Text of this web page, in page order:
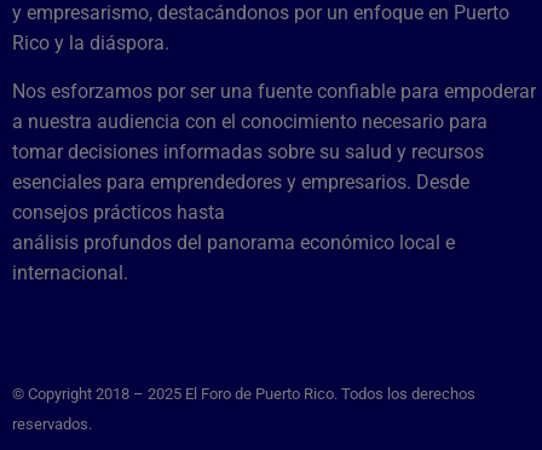
y empresarismo, destacándonos por un enfoque en Puerto
Rico y la diáspora.
Nos esforzamos por ser una fuente confiable para empoderar
a nuestra audiencia con el conocimiento necesario para
tomar decisiones informadas sobre su salud y recursos
esenciales para emprendedores y empresarios. Desde
consejos prácticos hasta
análisis profundos del panorama económico local e
internacional.
© Copyright 2018 – 2025 El Foro de Puerto Rico. Todos los derechos
reservados.